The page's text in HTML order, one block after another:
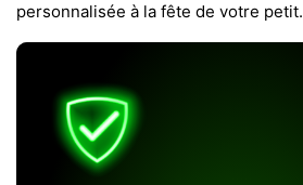
personnalisée à la fête de votre petit.